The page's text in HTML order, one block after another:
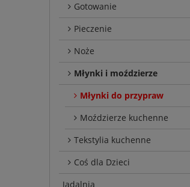
Gotowanie
Pieczenie
Noże
Młynki i moździerze
Młynki do przypraw
Moździerze kuchenne
Tekstylia kuchenne
Coś dla Dzieci
Jadalnia